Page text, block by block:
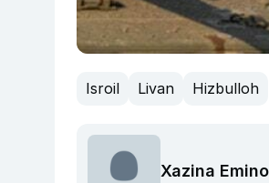
Isroil Livan Hizbulloh
Xazina